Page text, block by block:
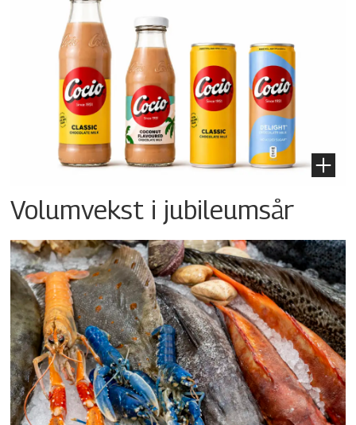
Volumvekst i jubileumsår